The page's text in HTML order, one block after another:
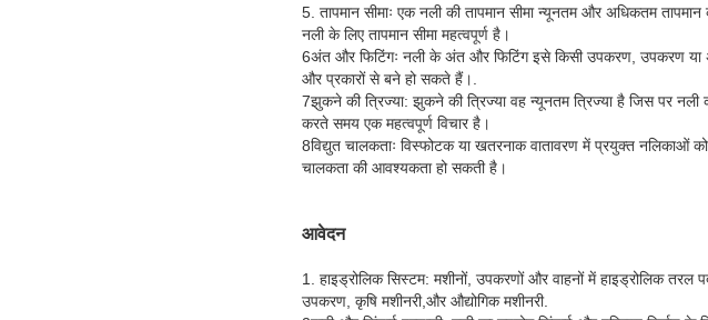
5. तापमान सीमाः एक नली की तापमान सीमा न्यूनतम और अधिकतम
नली के लिए तापमान सीमा महत्वपूर्ण है।
6अंत और फिटिंगः नली के अंत और फिटिंग इसे किसी उपकरण, उपकरण या
और प्रकारों से बने हो सकते हैं।.
7झुकने की त्रिज्या: झुकने की त्रिज्या वह न्यूनतम त्रिज्या है जिस पर नली
करते समय एक महत्वपूर्ण विचार है।
8विद्युत चालकताः विस्फोटक या खतरनाक वातावरण में प्रयुक्त
चालकता की आवश्यकता हो सकती है।
आवेदन
1. हाइड्रोलिक सिस्टम: मशीनों, उपकरणों और वाहनों में हाइड्रोलिक तरल
उपकरण, कृषि मशीनरी,और औद्योगिक मशीनरी.